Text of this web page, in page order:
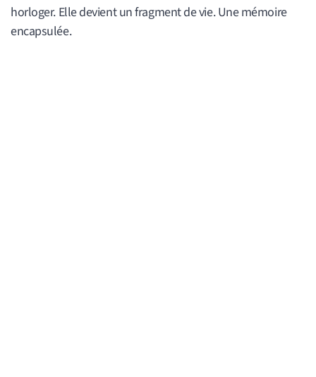
horloger. Elle devient un fragment de vie. Une mémoire
encapsulée.